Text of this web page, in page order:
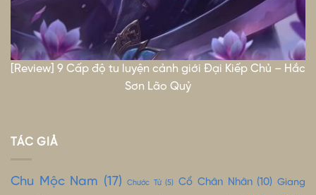
[Review] 9 Cấp độ tu luyện cảnh giới Đại Kiếp Chủ – Hắc
Sơn Lão Quỷ
TÁC GIẢ
Chu Mộc Nam (17) Chước Tử(5) Cổ Chân Nhân(10) Giang